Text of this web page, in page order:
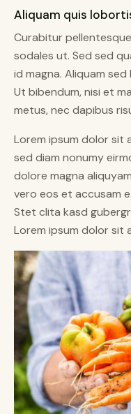
Aliquam quis
Curabitur
sodales ut. Sed sed
id magna. Aliquam
Ut bibendum, nisi et
metus, nec dapibus
Lorem ipsum dolor sit
sed diam nonumy
dolore magna
vero eos et accusam
Stet clita kasd
Lorem ipsum dolor sit